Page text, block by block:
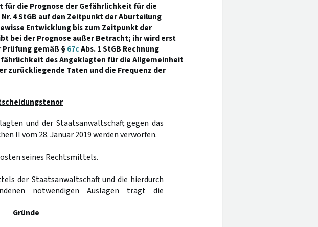
für die Prognose der Gefährlichkeit für die
Nr. 4 StGB auf den Zeitpunkt der Aburteilung
Entwicklung bis zum Zeitpunkt der
bei der Prognose außer Betracht; ihr wird erst
Prüfung gemäß §67cAbs. 1 StGB Rechnung
des Angeklagten für die Allgemeinheit
zurückliegende Taten und die Frequenz der
und der Staatsanwaltschaft gegen das
II vom 28. Januar 2019 werden verworfen.
seines Rechtsmittels.
der Staatsanwaltschaft und die hierdurch
notwendigen Auslagen trägt die
Gründe